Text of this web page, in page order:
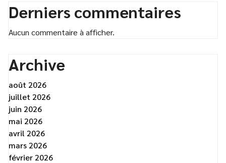
Derniers commentaires
Aucun commentaire à afficher.
Archive
août 2026
juillet 2026
juin 2026
mai 2026
avril 2026
mars 2026
février 2026